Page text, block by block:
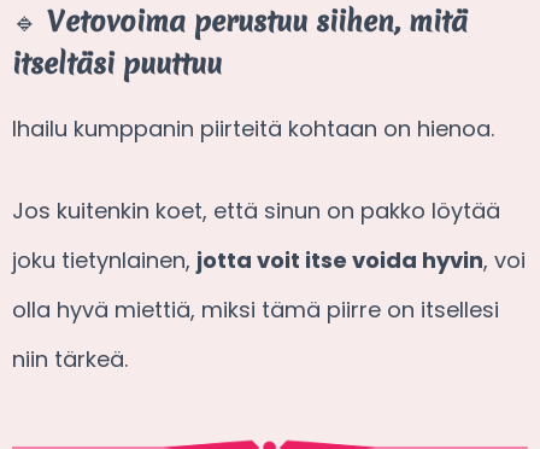
🔹 Vetovoima perustuu siihen, mitä
itseltäsi puuttuu
Ihailu kumppanin piirteitä kohtaan on hienoa.
Jos kuitenkin koet, että sinun on pakko löytää
joku tietynlainen, jotta voit itse voida hyvin, voi
olla hyvä miettiä, miksi tämä piirre on itsellesi
niin tärkeä.